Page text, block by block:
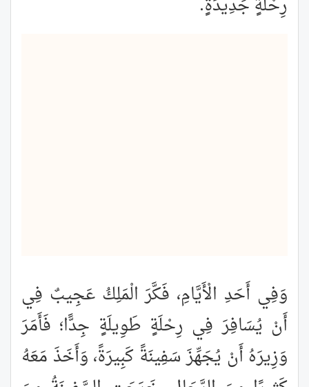
وَفِي أَحَدِ الْأَيَّامِ، فَكَّرَ الْمَلِكُ عَجِيبٌ فِي
أَنْ يُسَافِرَ فِي رِحْلَةٍ طَوِيلَةٍ جِدًّا؛ فَأَمَرَ
وَزِيرَهُ أَنْ يُجَهِّزَ سَفِينَةً كَبِيرَةً، وَأَخَذَ مَعَهُ